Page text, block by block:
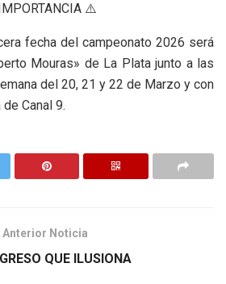
⚠️
fecha del campeonato 2026 será
Mouras» de La Plata junto a las
del 20, 21 y 22 de Marzo y con
Canal 9.
Anterior Noticia
QUE ILUSIONA